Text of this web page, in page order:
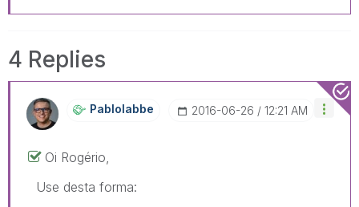
4 Replies
Pablolabbe ‎2016-06-26 12:21 AM
Oi Rogério,
Use desta forma: